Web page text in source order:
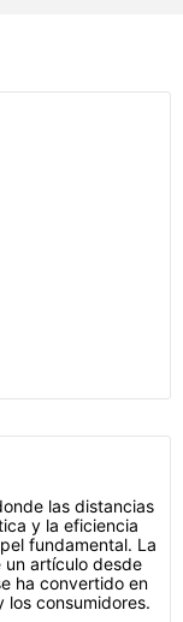
las distancias
y la eficiencia
fundamental. La
artículo desde
ha convertido en
los consumidores.